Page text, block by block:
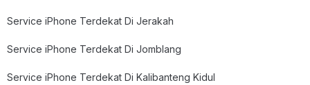
Service iPhone Terdekat Di Jerakah
Service iPhone Terdekat Di Jomblang
Service iPhone Terdekat Di Kalibanteng Kidul